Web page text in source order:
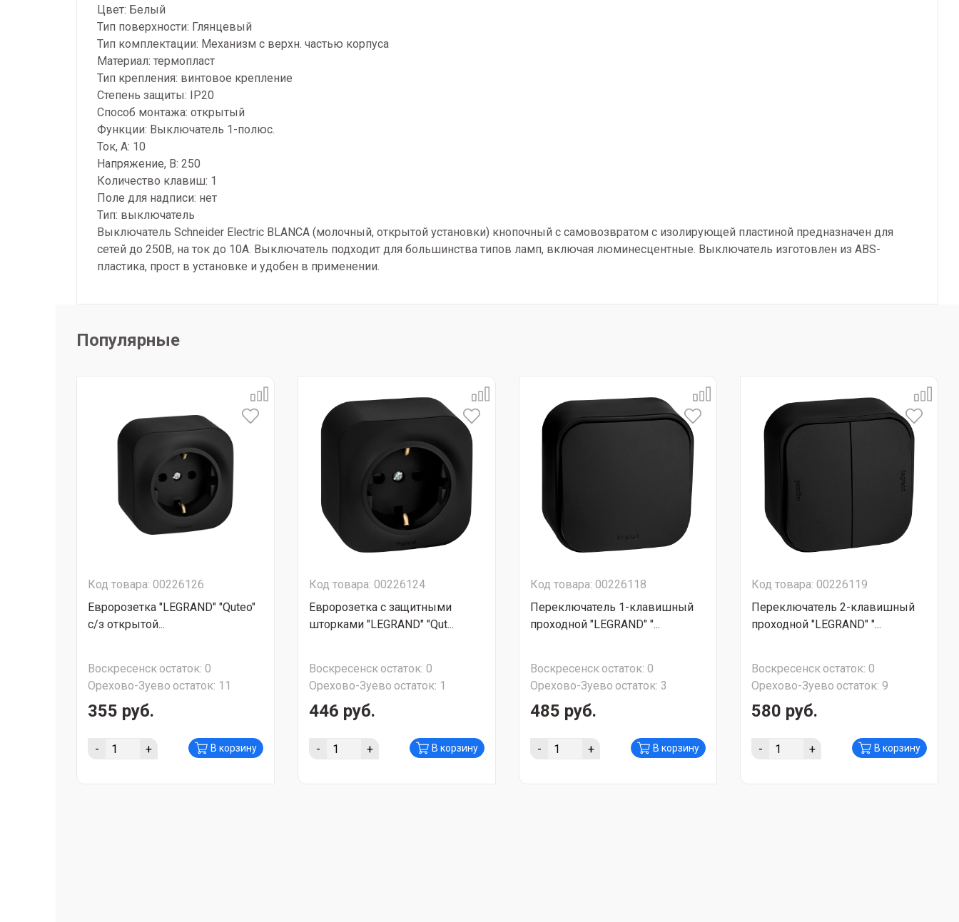
Цвет: Белый
Тип поверхности: Глянцевый
Тип комплектации: Механизм с верхн. частью корпуса
Материал: термопласт
Тип крепления: винтовое крепление
Степень защиты: IP20
Способ монтажа: открытый
Функции: Выключатель 1-полюс.
Ток, А: 10
Напряжение, В: 250
Количество клавиш: 1
Поле для надписи: нет
Тип: выключатель
Выключатель Schneider Electric BLANCA (молочный, открытой установки) кнопочный с самовозвратом с изолирующей пластиной предназначен для
сетей до 250В, на ток до 10А. Выключатель подходит для большинства типов ламп, включая люминесцентные. Выключатель изготовлен из ABS-
пластика, прост в установке и удобен в применении.
Популярные
Код товара: 00226126
Евророзетка "LEGRAND" "Quteo"
с/з открытой...
Воскресенскостаток: 0
Орехово-Зуево остаток: 11
355 руб.
- + В корзину
Код товара: 00226124
Евророзетка с защитными
шторками "LEGRAND" "Qut...
Воскресенскостаток: 0
Орехово-Зуево остаток: 1
446 руб.
- + В корзину
Код товара: 00226118
Переключатель 1-клавишный
проходной "LEGRAND" "...
Воскресенскостаток: 0
Орехово-Зуево остаток: 3
485 руб.
- + В корзину
Код товара: 00226119
Переключатель 2-клавишный
проходной "LEGRAND" "...
Воскресенскостаток: 0
Орехово-Зуево остаток: 9
580 руб.
- + В корзину